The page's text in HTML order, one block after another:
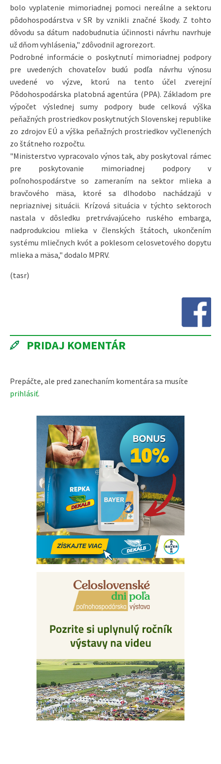
bolo vyplatenie mimoriadnej pomoci nereálne a sektoru
pôdohospodárstva v SR by vznikli značné škody. Z tohto
dôvodu sa dátum nadobudnutia účinnosti návrhu navrhuje
už dňom vyhlásenia," zdôvodnil agrorezort.
Podrobné informácie o poskytnutí mimoriadnej podpory
pre uvedených chovateľov budú podľa návrhu výnosu
uvedené vo výzve, ktorú na tento účel zverejní
Pôdohospodárska platobná agentúra (PPA). Základom pre
výpočet výslednej sumy podpory bude celková výška
peňažných prostriedkov poskytnutých Slovenskej republike
zo zdrojov EÚ a výška peňažných prostriedkov vyčlenených
zo štátneho rozpočtu.
"Ministerstvo vypracovalo výnos tak, aby poskytoval rámec
pre poskytovanie mimoriadnej podpory v
poľnohospodárstve so zameraním na sektor mlieka a
bravčového mäsa, ktoré sa dlhodobo nachádzajú v
nepriaznivej situácii. Krízová situácia v týchto sektoroch
nastala v dôsledku pretrvávajúceho ruského embarga,
nadprodukciou mlieka v členských štátoch, ukončením
systému mliečnych kvót a poklesom celosvetového dopytu
mlieka a mäsa," dodalo MPRV.
(tasr)
PRIDAJ KOMENTÁR
Prepáčte, ale pred zanechaním komentára sa musíte
prihlásiť.